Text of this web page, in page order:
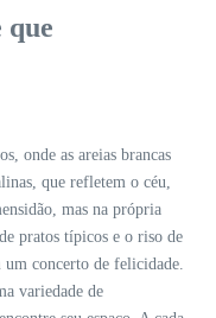
que
onde as areias brancas
que refletem o céu,
mas na própria
pratos típicos e o riso de
concerto de felicidade.
variedade de